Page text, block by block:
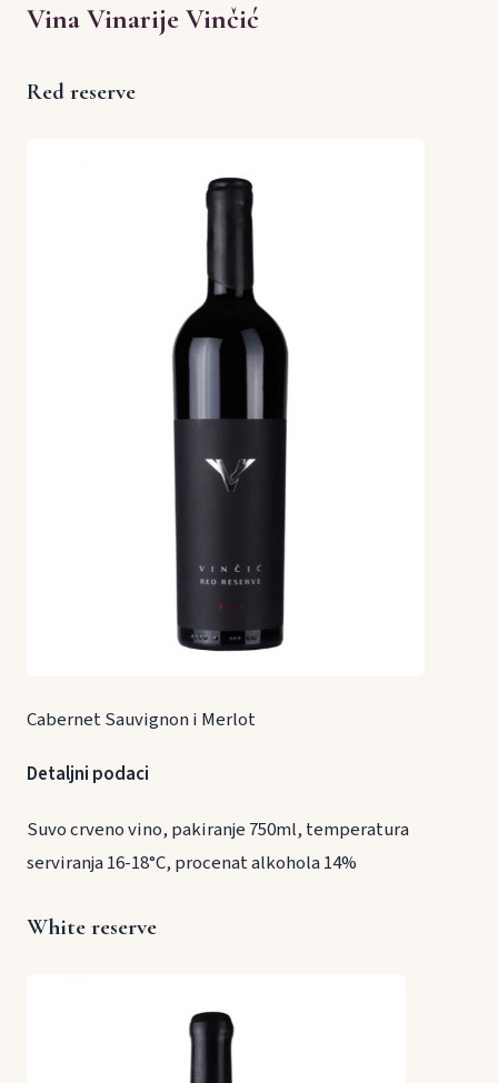
Vina Vinarije Vinčić
Red reserve
Cabernet Sauvignon i Merlot
Detaljni podaci
Suvo crveno vino, pakiranje 750ml, temperatura
serviranja 16-18°C, procenat alkohola 14%
White reserve